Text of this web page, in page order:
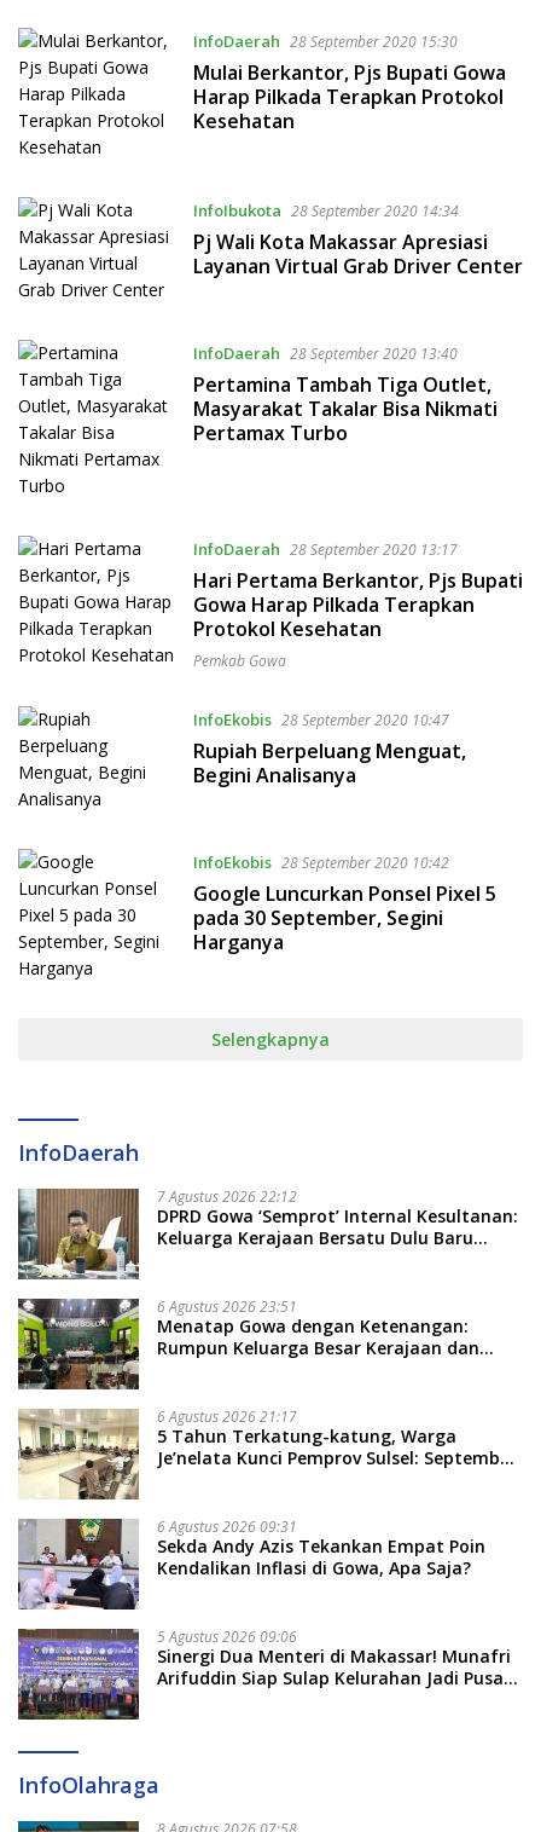
InfoDaerah 28 September 2020 15:30
Mulai Berkantor, Pjs Bupati Gowa
Harap Pilkada Terapkan Protokol
Kesehatan
InfoIbukota 28 September 2020 14:34
Pj Wali Kota Makassar Apresiasi
Layanan Virtual Grab Driver Center
InfoDaerah 28 September 2020 13:40
Pertamina Tambah Tiga Outlet,
Masyarakat Takalar Bisa Nikmati
Pertamax Turbo
InfoDaerah 28 September 2020 13:17
Hari Pertama Berkantor, Pjs Bupati
Gowa Harap Pilkada Terapkan
Protokol Kesehatan
Pemkab Gowa
InfoEkobis 28 September 2020 10:47
Rupiah Berpeluang Menguat,
Begini Analisanya
InfoEkobis 28 September 2020 10:42
Google Luncurkan Ponsel Pixel 5
pada 30 September, Segini
Harganya
Selengkapnya
InfoDaerah
7 Agustus 2026 22:12
DPRD Gowa ‘Semprot’ Internal Kesultanan:
Keluarga Kerajaan Bersatu Dulu Baru
6 Agustus 2026 23:51
Menatap Gowa dengan Ketenangan:
Rumpun Keluarga Besar Kerajaan dan
Soal Adat dan Adab
6 Agustus 2026 21:17
5 Tahun Terkatung-katung, Warga
Je’nelata Kunci Pemprov Sulsel: September
6 Agustus 2026 09:31
Sekda Andy Azis Tekankan Empat Poin
Kendalikan Inflasi di Gowa, Apa Saja?
5 Agustus 2026 09:06
Sinergi Dua Menteri di Makassar! Munafri
Arifuddin Siap Sulap Kelurahan Jadi Pusat
InfoOlahraga